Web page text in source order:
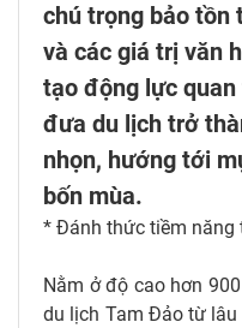
chú trọng bảo tồn
và các giá trị văn
tạo động lực
đưa du lịch trở
nhọn, hướng tới
bốn mùa.
* Đánh thức tiềm năng
Nằm ở độ cao hơn
du lịch Tam Đảo từ